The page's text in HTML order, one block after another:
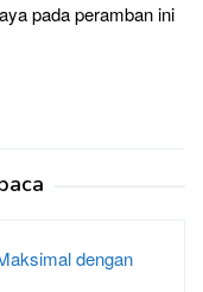
pada peramban ini
dengan